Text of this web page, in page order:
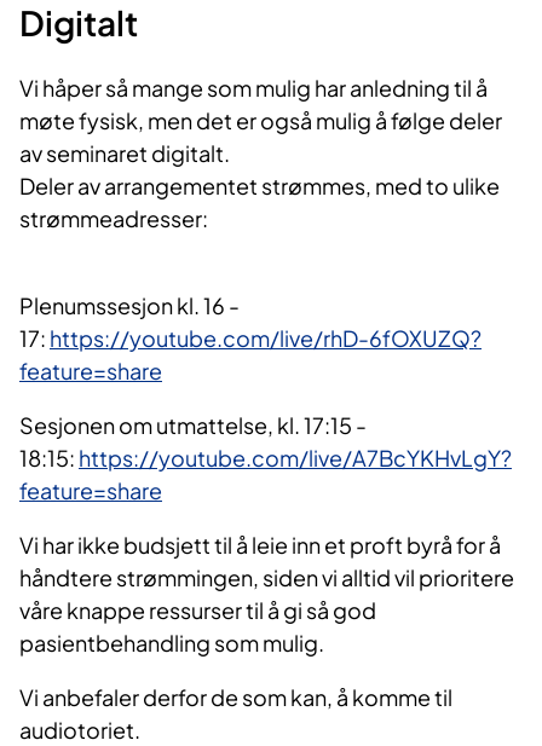
Digitalt
Vi håper så mange som mulig har anledning til å
møte fysisk, men det er også mulig å følge deler
av seminaret digitalt.
Deler av arrangementet strømmes, med to ulike
strømmeadresser:
Plenumssesjon kl. 16 -
17: https://youtube.com/live/rhD-6fOXUZQ?
feature=share
Sesjonen om utmattelse, kl. 17:15 -
18:15: https://youtube.com/live/A7BcYKHvLgY?
feature=share
Vi har ikke budsjett til å leie inn et proft byrå for å
håndtere strømmingen, siden vi alltid vil prioritere
våre knappe ressurser til å gi så god
pasientbehandling som mulig.
Vi anbefaler derfor de som kan, å komme til
audiotoriet.